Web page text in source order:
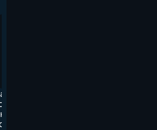
отключили
из-за
за